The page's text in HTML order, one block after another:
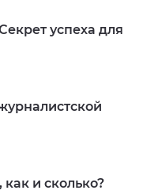
успеха для
и сколько?